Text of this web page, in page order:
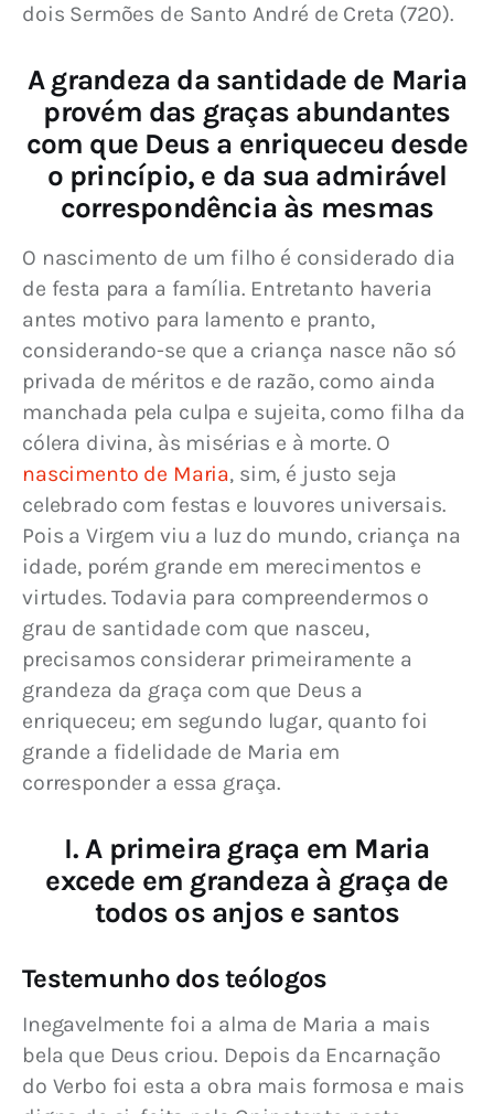
dois Sermões de Santo André de Creta (720).
A grandeza da santidade de Maria
provém das graças abundantes
com que Deus a enriqueceu desde
o princípio, e da sua admirável
correspondência às mesmas
O nascimento de um filho é considerado dia
de festa para a família. Entretanto haveria
antes motivo para lamento e pranto,
considerando-se que a criança nasce não só
privada de méritos e de razão, como ainda
manchada pela culpa e sujeita, como filha da
cólera divina, às misérias e à morte. O
nascimento de Maria, sim, é justo seja
celebrado com festas e louvores universais.
Pois a Virgem viu a luz do mundo, criança na
idade, porém grande em merecimentos e
virtudes. Todavia para compreendermos o
grau de santidade com que nasceu,
precisamos considerar primeiramente a
grandeza da graça com que Deus a
enriqueceu; em segundo lugar, quanto foi
grande a fidelidade de Maria em
corresponder a essa graça.
I. A primeira graça em Maria
excede em grandeza à graça de
todos os anjos e santos
Testemunho dos teólogos
Inegavelmente foi a alma de Maria a mais
bela que Deus criou. Depois da Encarnação
do Verbo foi esta a obra mais formosa e mais